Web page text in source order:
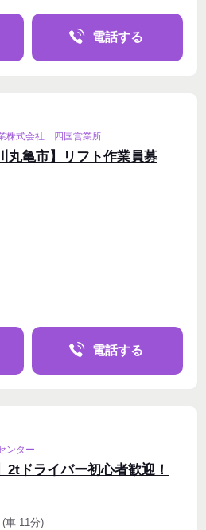
電話する
株式会社 四国営業所
丸亀市】リフト作業員募
電話する
ンター
2tドライバー初心者歓迎！
車 11分)